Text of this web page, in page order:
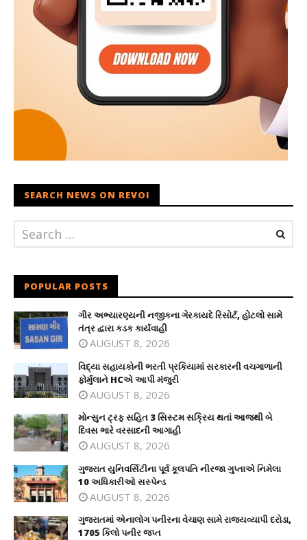
SEARCH NEWS ON REVOI
POPULAR POSTS
ગીર અભ્યારણ્યની નજીકના ગેરકાયદે રિસોર્ટ, હોટલો સામે
તંત્ર દ્વારા કડક કાર્યવાહી
AUGUST 8, 2026
વિદ્યા સહાયકોની ભરતી પ્રકિયામાં સરકારની વચગાળાની
ફોર્મુલાને HCએ આપી મંજુરી
AUGUST 8, 2026
મોન્સુન ટ્રફ સહિત 3 સિસ્ટમ સક્રિય થતાં આજથી બે
દિવસ ભારે વરસાદની આગાહી
AUGUST 8, 2026
ગુજરાત યુનિવર્સિટીના પૂર્વ કૂલપતિ નીરજા ગુપ્તાએ નિમેલા
10 અધિકારીઓ સસ્પેન્ડ
AUGUST 8, 2026
ગુજરાતમાં એનાલોગ પનીરના વેચાણ સામે રાજ્યવ્યાપી દરોડા,
1705 કિલો પનીર જપ્ત